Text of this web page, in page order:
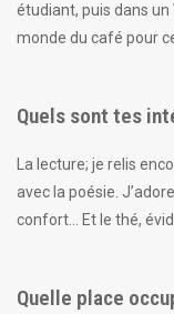
étudiant, puis dans un
monde du café pour
Quels sont tes
La lecture; je relis
avec la poésie.
confort… Et le thé,
Quelle place